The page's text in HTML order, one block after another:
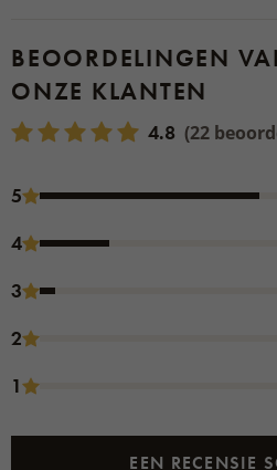
BEOORDELINGEN
ONZE KLANTEN
4.8 (22
5
4
3
2
1
EEN RECENSIE